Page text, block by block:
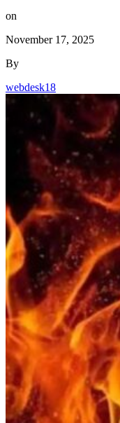
on
November 17, 2025
By
webdesk18